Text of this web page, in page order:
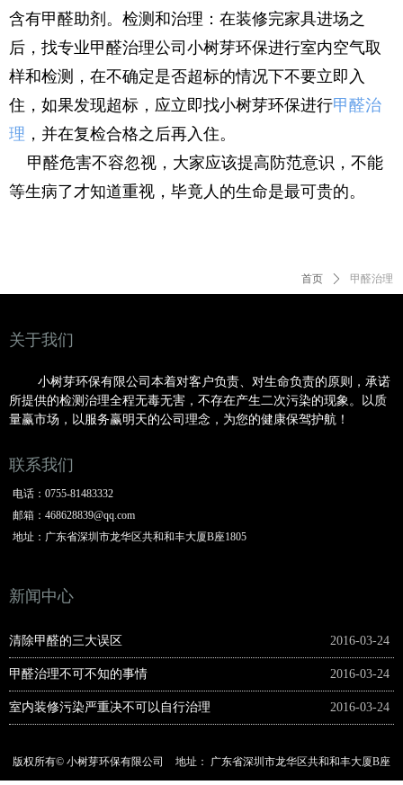
含有甲醛助剂。检测和治理：在装修完家具进场之
后，找专业甲醛治理公司小树芽环保进行室内空气取
样和检测，在不确定是否超标的情况下不要立即入
住，如果发现超标，应立即找小树芽环保进行甲醛治
理 ，并在复检合格之后再入住。
甲醛危害不容忽视，大家应该提高防范意识，不能
等生病了才知道重视，毕竟人的生命是最可贵的。
首页 ꄲ 甲醛治理
关于我们
小树芽环保有限公司本着对客户负责、对生命负责的原则，承诺
所提供的检测治理全程无毒无害，不存在产生二次污染的现象。以质
量赢市场，以服务赢明天的公司理念，为您的健康保驾护航！
电话： 0755-81483332
邮箱： 468628839@qq.com
地址： 广东省深圳市龙华区共和和丰大厦B座1805
联系我们
版权所有© 小树芽环保有限公司 地址：
广东省深圳市龙华区共和和丰大厦B座
1805
电话： 0755-81483332
新闻中心
2016-03-24
清除甲醛的三大误区
2016-03-24
甲醛治理不可不知的事情
2016-03-24
室内装修污染严重决不可以自行治理